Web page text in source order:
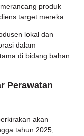
produk
target mereka.
lokal dan
dalam
di bidang bahan
Perawatan
akan
tahun 2025,